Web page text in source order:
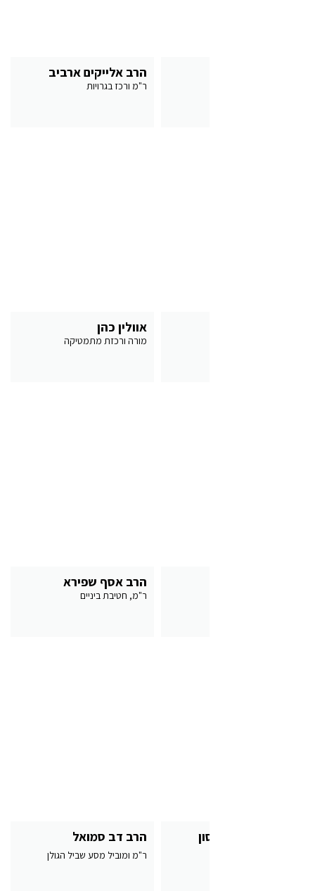
הרב פנחס יעקובסון
הרב אלייקים ארביב
ר"מ ורכז בגרויות
אוולין כהן
מורה ורכזת מתמטיקה
הרב אסף שפירא
ר"מ, חטיבת ביניים
הרב דב סמואל
ר"מ ומוביל מסע שביל הגולן